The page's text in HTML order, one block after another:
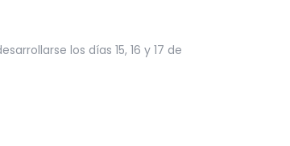
los días 15, 16 y 17 de